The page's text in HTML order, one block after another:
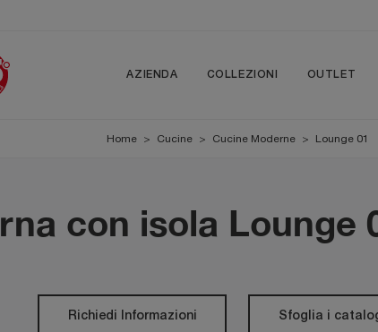
AZIENDA COLLEZIONI OUTLET
Home > Cucine > Cucine Moderne > Lounge 01
con isola Lounge
Richiedi Informazioni Sfoglia i